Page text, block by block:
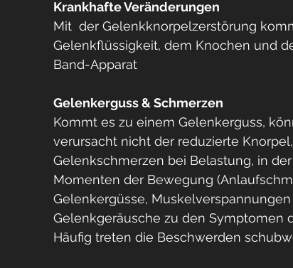
Krankhafte Veränderungen
Mit  der Gelenkknorpelzerstörung
Gelenkflüssigkeit, dem Knochen und
Band-Apparat
Gelenkerguss & Schmerzen
Kommt es zu einem Gelenkerguss,
verursacht nicht der reduzierte
Gelenkschmerzen bei Belastung, in
Momenten der Bewegung
Gelenkergüsse,
Gelenkgeräusche zu den Symptomen
Häufig treten die Beschwerden